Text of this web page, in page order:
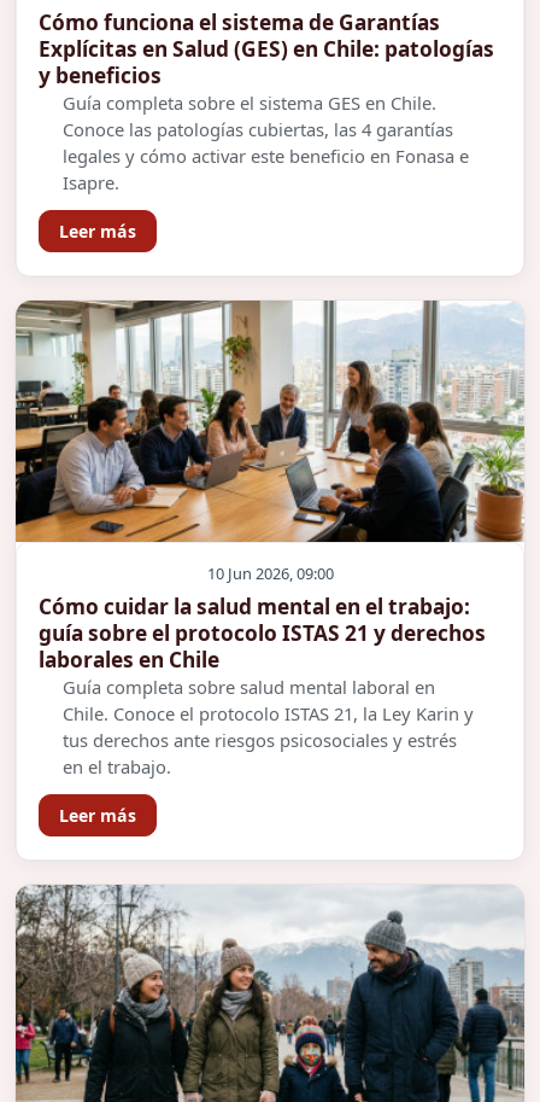
Cómo funciona el sistema de Garantías
Explícitas en Salud (GES) en Chile: patologías
y beneficios
Guía completa sobre el sistema GES en Chile.
Conoce las patologías cubiertas, las 4 garantías
legales y cómo activar este beneficio en Fonasa e
Isapre.
Leer más
10 Jun 2026, 09:00
Cómo cuidar la salud mental en el trabajo:
guía sobre el protocolo ISTAS 21 y derechos
laborales en Chile
Guía completa sobre salud mental laboral en
Chile. Conoce el protocolo ISTAS 21, la Ley Karin y
tus derechos ante riesgos psicosociales y estrés
en el trabajo.
Leer más